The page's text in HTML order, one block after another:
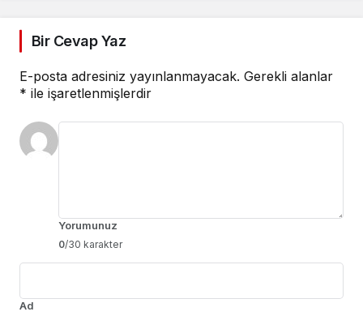
Bir Cevap Yaz
E-posta adresiniz yayınlanmayacak. Gerekli alanlar
* ile işaretlenmişlerdir
Yorumunuz
0/30 karakter
Ad